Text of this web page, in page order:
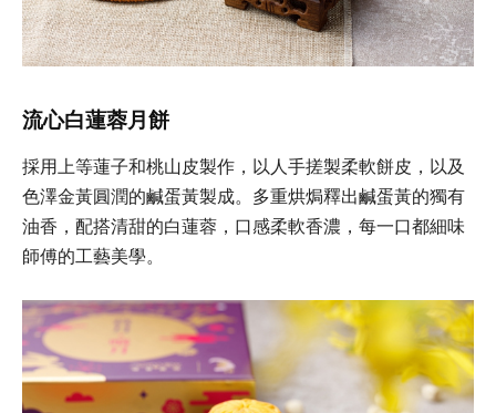
流心白蓮蓉月餅
採用上等蓮子和桃山皮製作，以人手搓製柔軟餅皮，以及
色澤金黃圓潤的鹹蛋黃製成。多重烘焗釋出鹹蛋黃的獨有
油香，配搭清甜的白蓮蓉，口感柔軟香濃，每一口都細味
師傅的工藝美學。